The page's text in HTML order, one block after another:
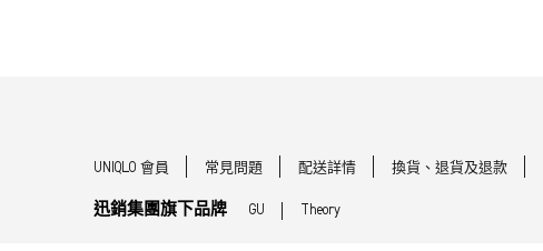
UNIQLO 會員 常見問題 配送詳情 換貨、退貨及退款
迅銷集團旗下品牌 GU Theory